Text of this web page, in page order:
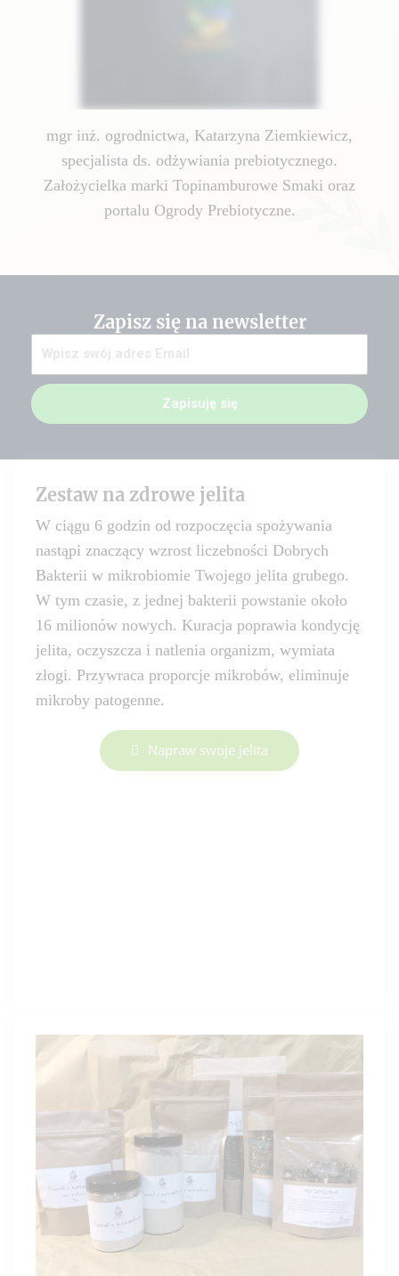
mgr inż. ogrodnictwa, Katarzyna Ziemkiewicz,
specjalista ds. odżywiania prebiotycznego.
Założycielka marki Topinamburowe Smaki oraz
portalu Ogrody Prebiotyczne.
Zapisz się na newsletter
Zapisuję się
Zestaw na zdrowe jelita
W ciągu 6 godzin od rozpoczęcia spożywania
nastąpi znaczący wzrost liczebności Dobrych
Bakterii w mikrobiomie Twojego jelita grubego.
W tym czasie, z jednej bakterii powstanie około
16 milionów nowych. Kuracja poprawia kondycję
jelita, oczyszcza i natlenia organizm, wymiata
złogi. Przywraca proporcje mikrobów, eliminuje
mikroby patogenne.
Napraw swoje jelita